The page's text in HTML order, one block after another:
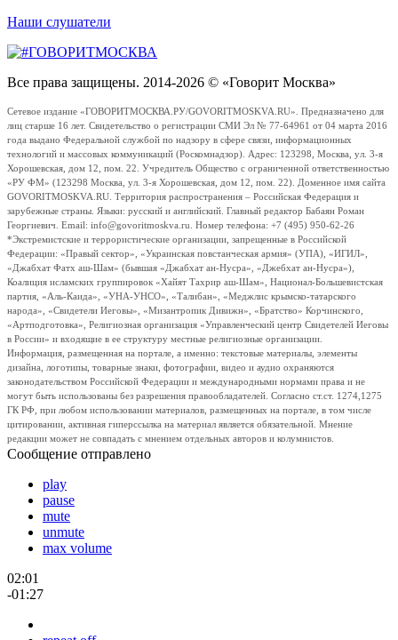
Наши слушатели
Все права защищены. 2014-2026 © «Говорит Москва»
Сетевое издание «ГОВОРИТМОСКВА.РУ/GOVORITMOSKVA.RU». Предназначено для
лиц старше 16 лет. Свидетельство о регистрации СМИ Эл № 77-64961 от 04 марта 2016
года выдано Федеральной службой по надзору в сфере связи, информационных
технологий и массовых коммуникаций (Роскомнадзор). Адрес: 123298, Москва, ул. 3-я
Хорошевская, дом 12, пом. 22. Учредитель Общество с ограниченной ответственностью
«РУ ФМ» (123298 Москва, ул. 3-я Хорошевская, дом 12, пом. 22). Доменное имя сайта
GOVORITMOSKVA.RU. Территория распространения – Российская Федерация и
зарубежные страны. Языки: русский и английский. Главный редактор Бабаян Роман
Георгиевич. Email: info@govoritmoskva.ru. Номер телефона: +7 (495) 950-62-26
*Экстремистские и террористические организации, запрещенные в Российской
Федерации: «Правый сектор», «Украинская повстанческая армия» (УПА), «ИГИЛ»,
«Джабхат Фатх аш-Шам» (бывшая «Джабхат ан-Нусра», «Джебхат ан-Нусра»),
Коалиция исламских группировок «Хайят Тахрир аш-Шам», Национал-Большевистская
партия, «Аль-Каида», «УНА-УНСО», «Талибан», «Меджлис крымско-татарского
народа», «Свидетели Иеговы», «Мизантропик Дивижн», «Братство» Корчинского,
«Артподготовка», Религиозная организация «Управленческий центр Свидетелей Иеговы
в России» и входящие в ее структуру местные религиозные организации.
Информация, размещенная на портале, а именно: текстовые материалы, элементы
дизайна, логотипы, товарные знаки, фотографии, видео и аудио охраняются
законодательством Российской Федерации и международными нормами права и не
могут быть использованы без разрешения правообладателей. Согласно ст.ст. 1274,1275
ГК РФ, при любом использовании материалов, размещенных на портале, в том числе
цитировании, активная гиперссылка на материал является обязательной. Мнение
редакции может не совпадать с мнением отдельных авторов и колумнистов.
Сообщение отправлено
play
pause
mute
unmute
max volume
02:01
-01:27